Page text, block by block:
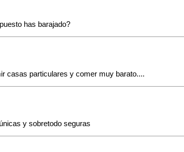
has barajado?
casas particulares y comer muy barato....
y sobretodo seguras